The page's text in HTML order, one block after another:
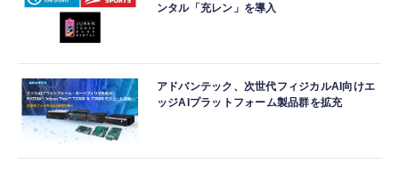
ンタル「充レン」を導入
アドバンテック、次世代フィジカルAI向けエ
ッジAIプラットフォーム製品群を拡充